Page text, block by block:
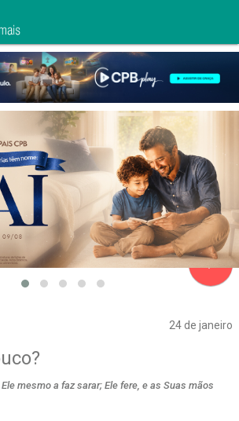
24 de janeiro
mesmo a faz sarar; Ele fere, e as Suas mãos
navigate_next